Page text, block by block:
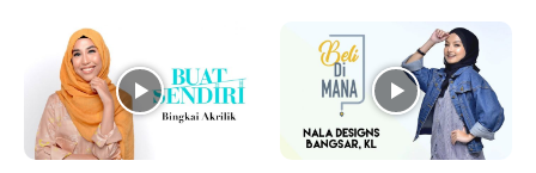
Sembang Dekor
Sembang Laman
Tip Impiana